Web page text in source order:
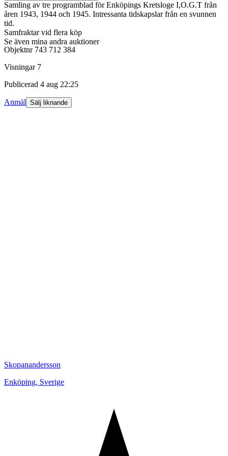
Samling av tre programblad för Enköpings Kretsloge I,O.G.T från
åren 1943, 1944 och 1945. Intressanta tidskapslar från en svunnen
tid.
Samfraktar vid flera köp
Se även mina andra auktioner
Objektnr 743 712 384
Visningar 7
Publicerad 4 aug 22:25
Anmäl Sälj liknande
Skopanandersson
Enköping, Sverige